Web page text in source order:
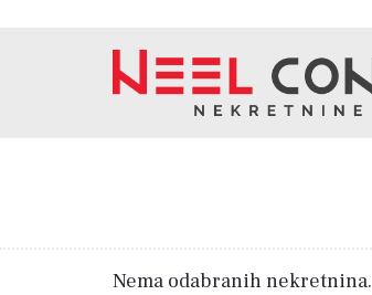
Nema odabranih nekretnina.